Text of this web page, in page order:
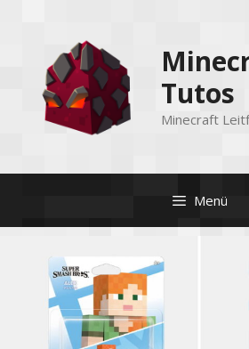
springen
Tutos
Minecraft
Menü